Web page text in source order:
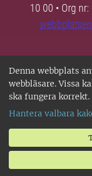
Denna webbplats
webbläsare. Vissa
ska fungera
Hantera valbara
10 00 • Org
webbplatsen